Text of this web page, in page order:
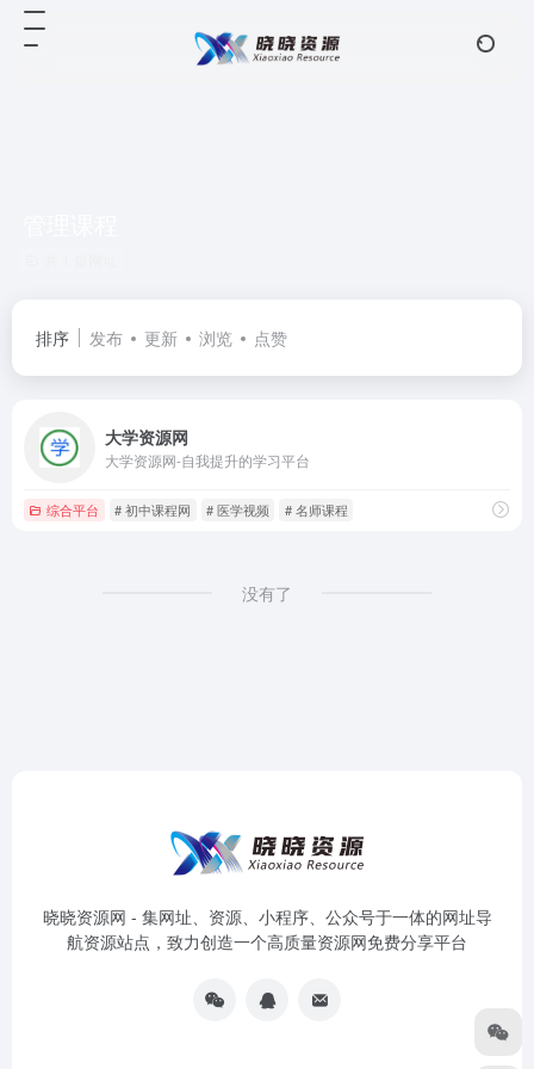
排序 发布 更新 浏览 点赞
大学资源网
大学资源网-自我提升的学习平台
综合平台 # 初中课程网 # 医学视频 # 名师课程
没有了
晓晓资源网 - 集网址、资源、小程序、公众号于一体的网址导
航资源站点，致力创造一个高质量资源网免费分享平台